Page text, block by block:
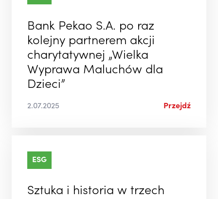
Bank Pekao S.A. po raz
kolejny partnerem akcji
charytatywnej „Wielka
Wyprawa Maluchów dla
Dzieci”
2.07.2025 Przejdź
ESG
Sztuka i historia w trzech